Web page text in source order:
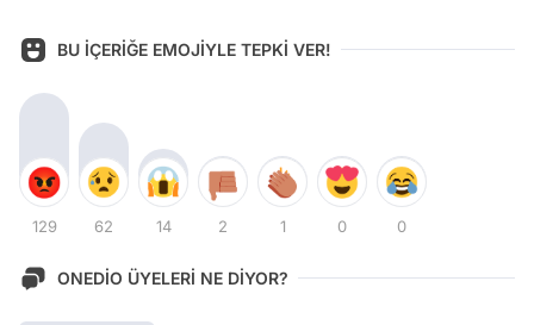
BU İÇERİĞE EMOJİYLE TEPKİ VER!
129 62 14 2 1 0 0
ONEDİO ÜYELERİ NE DİYOR?